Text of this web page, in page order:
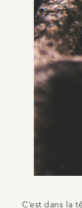
C’est dans la